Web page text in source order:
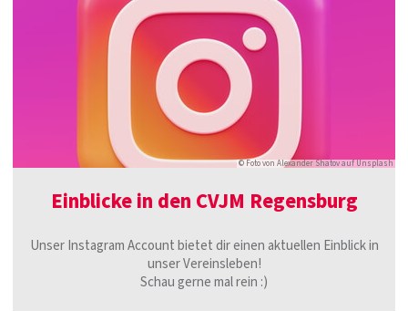
© Foto von Alexander Shatov auf Unsplash
Einblicke in den CVJM Regensburg
Unser Instagram Account bietet dir einen aktuellen Einblick in
unser Vereinsleben!
Schau gerne mal rein :)